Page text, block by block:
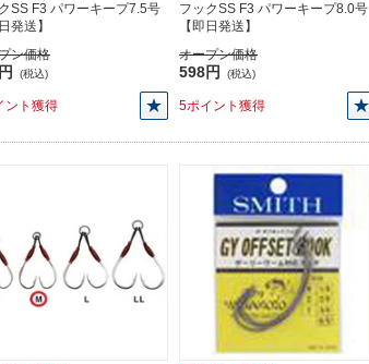
SS F3 パワーキープ7.5号
発送】
ン価格
(税込)
ント獲得
フックSS F3 パワーキープ8.0号
【即日発送】
オープン価格
598円 (税込)
5ポイント獲得